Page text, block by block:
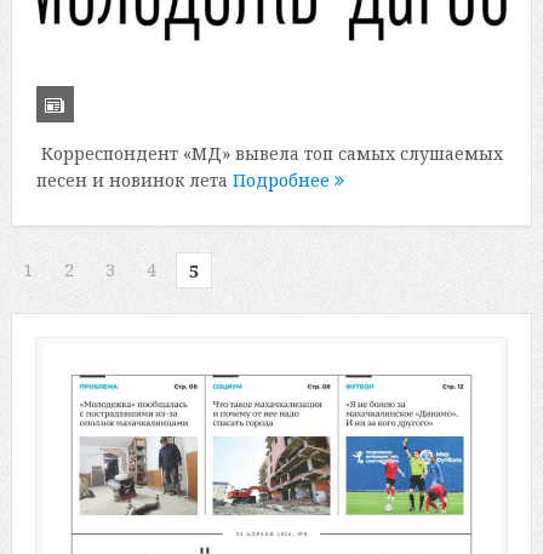
Корреспондент «МД» вывела топ самых слушаемых
песен и новинок лета Подробнее
1 2 3 4 5